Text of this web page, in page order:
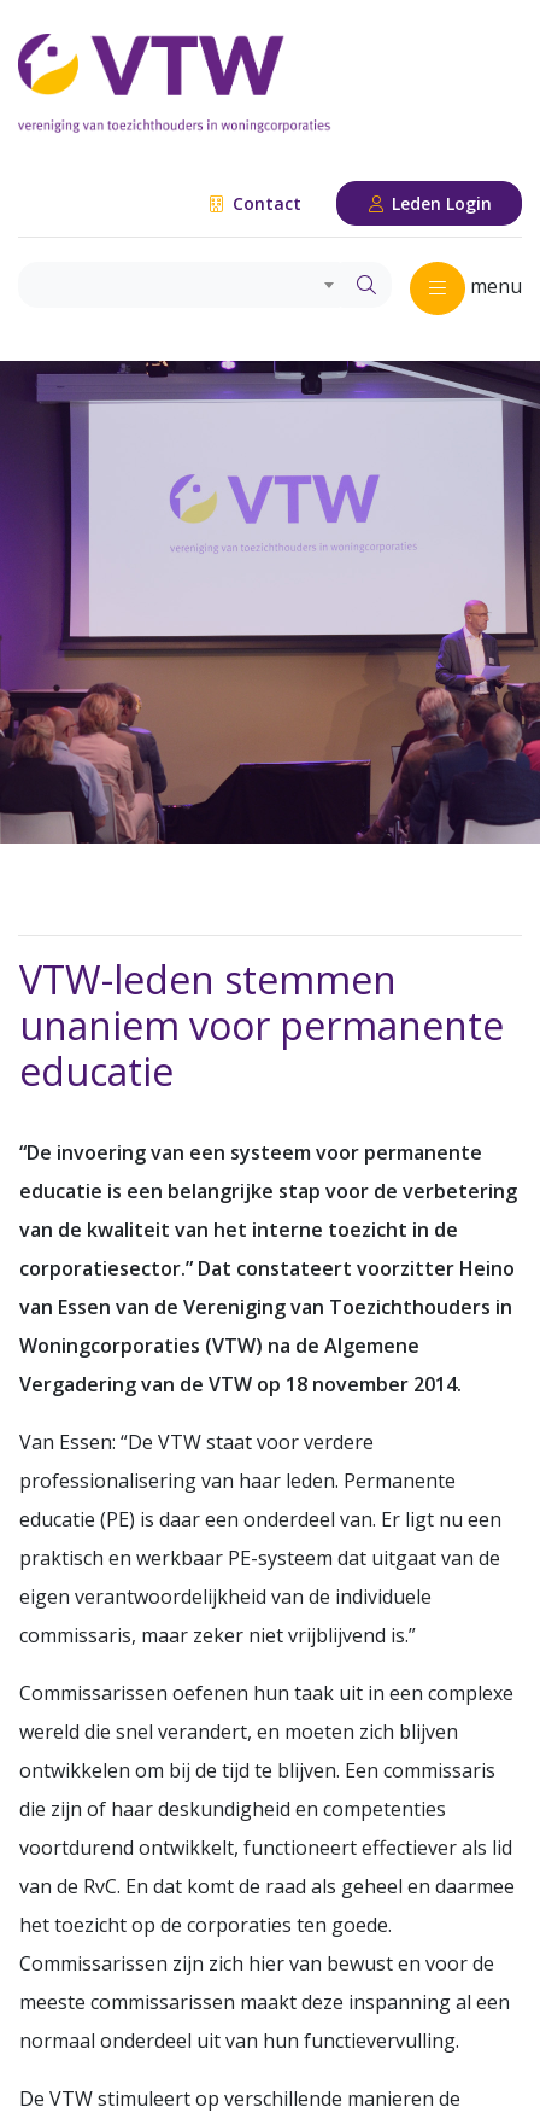
Contact Leden Login
menu
VTW-leden stemmen
unaniem voor permanente
educatie
“De invoering van een systeem voor permanente
educatie is een belangrijke stap voor de verbetering
van de kwaliteit van het interne toezicht in de
corporatiesector.” Dat constateert voorzitter Heino
van Essen van de Vereniging van Toezichthouders in
Woningcorporaties (VTW) na de Algemene
Vergadering van de VTW op 18 november 2014.
Van Essen: “De VTW staat voor verdere
professionalisering van haar leden. Permanente
educatie (PE) is daar een onderdeel van. Er ligt nu een
praktisch en werkbaar PE-systeem dat uitgaat van de
eigen verantwoordelijkheid van de individuele
commissaris, maar zeker niet vrijblijvend is.”
Commissarissen oefenen hun taak uit in een complexe
wereld die snel verandert, en moeten zich blijven
ontwikkelen om bij de tijd te blijven. Een commissaris
die zijn of haar deskundigheid en competenties
voortdurend ontwikkelt, functioneert effectiever als lid
van de RvC. En dat komt de raad als geheel en daarmee
het toezicht op de corporaties ten goede.
Commissarissen zijn zich hier van bewust en voor de
meeste commissarissen maakt deze inspanning al een
normaal onderdeel uit van hun functievervulling.
De VTW stimuleert op verschillende manieren de